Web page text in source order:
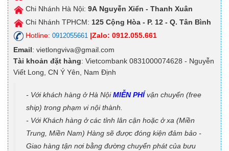
Chi Nhánh Hà Nội: 9A Nguyễn Xiển - Thanh Xuân
Chi Nhánh TPHCM: 125 Cộng Hòa - P. 12 - Q. Tân Bình
Hotline: 0912055661 |Zalo: 0912.055.661
Email: vietlongviva@gmail.com
Tài khoản đặt hàng: Vietcombank 0831000074628 - Nguyễn
Viết Long, CN Ý Yên, Nam Định
- Với khách hàng ở Hà NộiMIỄN PHÍ vận chuyển (free
ship) trong phạm vi nội thành.
- Với Khách hàng ở các tỉnh lân cận hoặc ở xa (Miền
Trung, Miền Nam) Hàng sẽ được đóng kiện đảm bảo -
Giao hàng tận nơi bằng đường chuyển phát của bưu